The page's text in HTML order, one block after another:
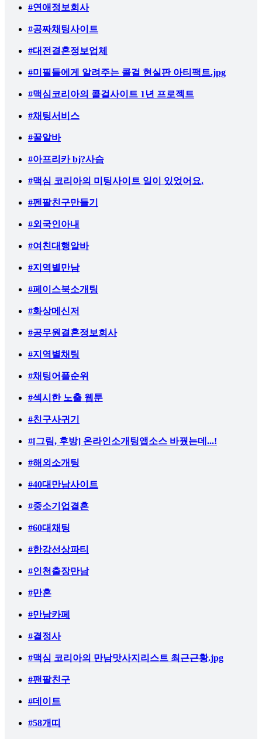
#연애정보회사
#공짜채팅사이트
#대전결혼정보업체
#미필들에게 알려주는 콜걸 현실판 아티팩트.jpg
#맥심코리아의 콜걸사이트 1년 프로젝트
#채팅서비스
#꿀알바
#아프리카 bj?사슴
#맥심 코리아의 미팅사이트 일이 있었어요.
#펜팔친구만들기
#외국인아내
#여친대행알바
#지역별만남
#페이스북소개팅
#화상메신저
#공무원결혼정보회사
#지역별채팅
#채팅어플순위
#섹시한 노출 웹툰
#친구사귀기
#[그림, 후방] 온라인소개팅앱소스 바꿨는데...!
#해외소개팅
#40대만남사이트
#중소기업결혼
#60대채팅
#한강선상파티
#인천출장만남
#만혼
#만남카페
#결정사
#맥심 코리아의 만남맛사지리스트 최근근황.jpg
#팬팔친구
#데이트
#58개띠